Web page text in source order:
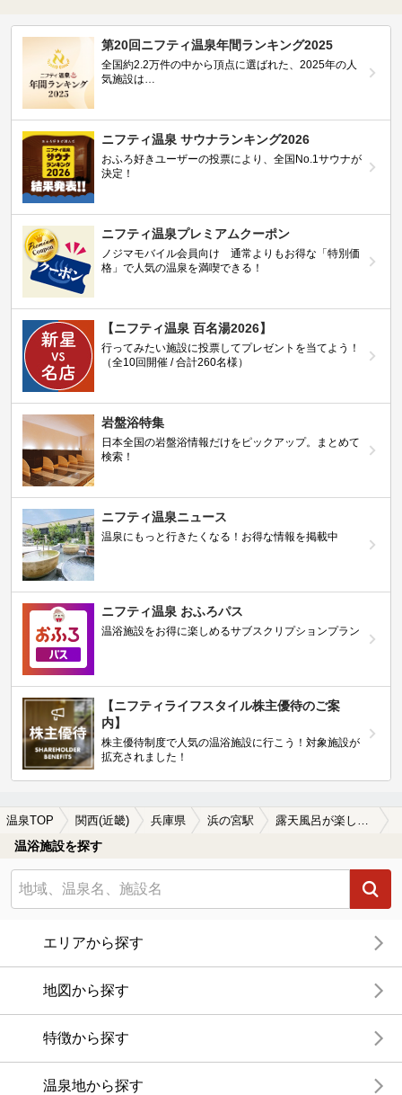
第20回ニフティ温泉年間ランキング2025
全国約2.2万件の中から頂点に選ばれた、2025年の人
気施設は…
ニフティ温泉 サウナランキング2026
おふろ好きユーザーの投票により、全国No.1サウナが
決定！
ニフティ温泉プレミアムクーポン
ノジマモバイル会員向け 通常よりもお得な「特別価
格」で人気の温泉を満喫できる！
【ニフティ温泉 百名湯2026】
行ってみたい施設に投票してプレゼントを当てよう！
（全10回開催 / 合計260名様）
岩盤浴特集
日本全国の岩盤浴情報だけをピックアップ。まとめて
検索！
ニフティ温泉ニュース
温泉にもっと行きたくなる！お得な情報を掲載中
ニフティ温泉 おふろパス
温浴施設をお得に楽しめるサブスクリプションプラン
【ニフティライフスタイル株主優待のご案
内】
株主優待制度で人気の温浴施設に行こう！対象施設が
拡充されました！
温泉TOP 関西(近畿) 兵庫県 浜の宮駅 露天風呂が楽しめる浜の宮駅近くの温泉、日帰り温泉、スーパー銭湯おすすめ
温浴施設を探す
エリアから探す
地図から探す
特徴から探す
温泉地から探す